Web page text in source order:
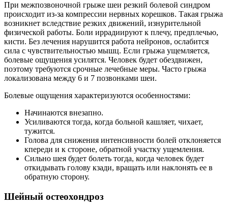
При межпозвоночной грыже шеи резкий болевой синдром
происходит из-за компрессии нервных корешков. Такая грыжа
возникнет вследствие резких движений, изнурительной
физической работы. Боли иррадиируют к плечу, предплечью,
кисти. Без лечения нарушится работа нейронов, ослабится
сила с чувствительностью мышц. Если грыжа ущемляется,
болевые ощущения усилятся. Человек будет обездвижен,
поэтому требуются срочные лечебные меры. Часто грыжа
локализована между 6 и 7 позвонками шеи.
Болевые ощущения характеризуются особенностями:
Начинаются внезапно.
Усиливаются тогда, когда больной кашляет, чихает,
тужится.
Голова для снижения интенсивности болей отклоняется
кпереди и к стороне, обратной участку ущемления.
Сильно шея будет болеть тогда, когда человек будет
откидывать голову кзади, вращать или наклонять ее в
обратную сторону.
Шейный остеохондроз